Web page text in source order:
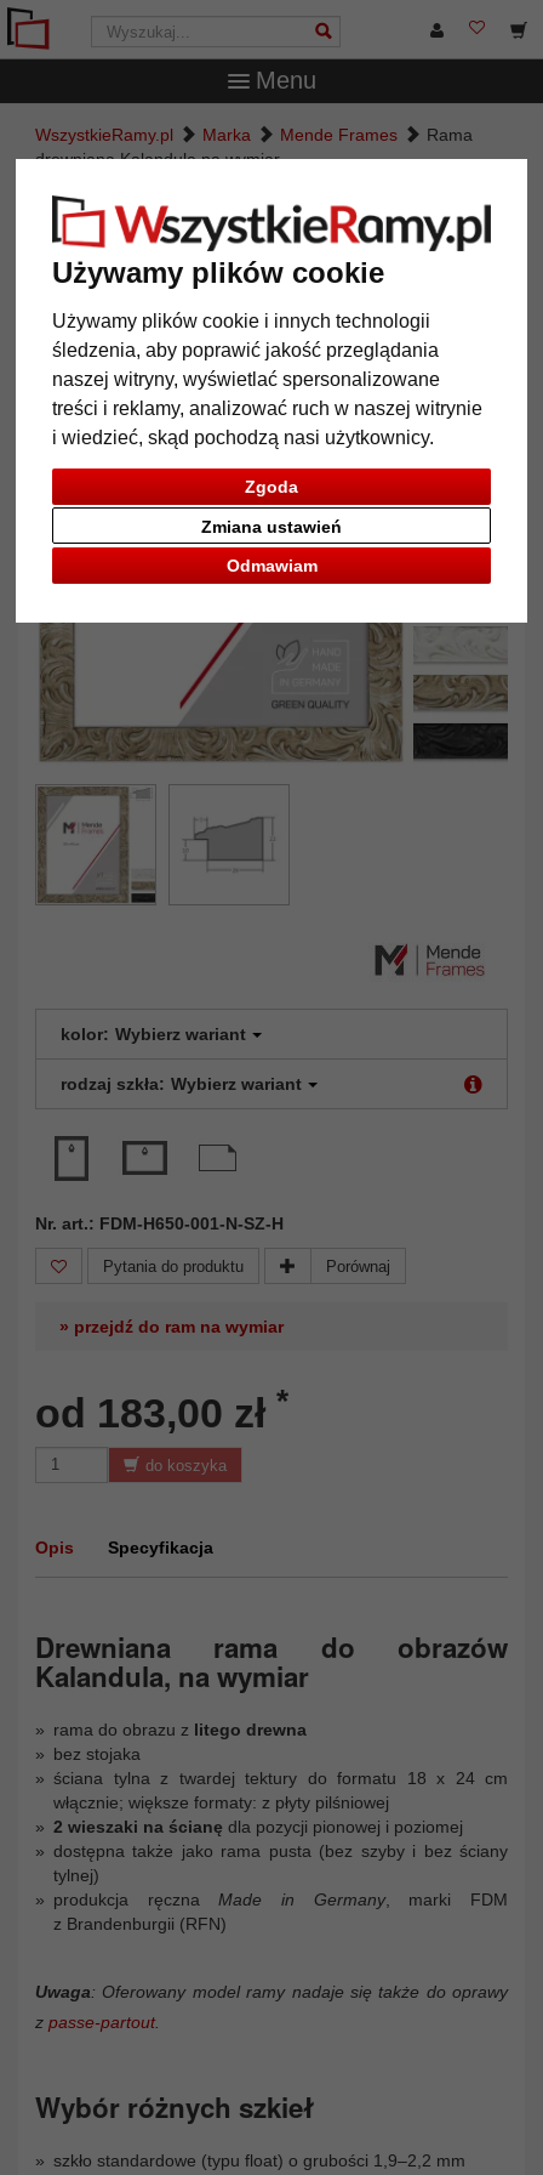
Używamy plików cookie
Używamy plików cookie i innych technologii
śledzenia, aby poprawić jakość przeglądania
naszej witryny, wyświetlać spersonalizowane
treści i reklamy, analizować ruch w naszej witrynie
i wiedzieć, skąd pochodzą nasi użytkownicy.
Zgoda
Odmawiam
Zmiana ustawień
Menu
WszystkieRamy.pl Marka Mende Frames
Rama
drewniana Kalandula na wymiar
Rama drewniana Kalandula na
wymiar
Powrót
kolor: Wybierz wariant
rodzaj szkła: Wybierz wariant
Nr. art.: FDM-H650-001-N-SZ-H
Pytania do produktu Porównaj
» przejdź do ram na wymiar
od 183,00 zł *
do koszyka
Opis Specyfikacja
Drewniana rama do obrazów
Kalandula, na wymiar
rama do obrazu z litego drewna
bez stojaka
ściana tylna z twardej tektury do formatu 18 x 24 cm
włącznie; większe formaty: z płyty pilśniowej
2 wieszaki na ścianę dla pozycji pionowej i poziomej
dostępna także jako rama pusta (bez szyby i bez ściany
tylnej)
produkcja ręcznaMade in Germany, marki FDM
z Brandenburgii (RFN)
Uwaga: Oferowany model ramy nadaje się także do oprawy
z passe-partout.
Wybór różnych szkieł
szkło standardowe (typu float) o grubości 1,9–2,2 mm